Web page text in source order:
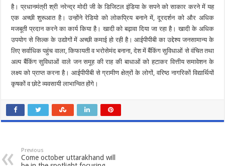
है। प्रधानमंत्री श्री नरेन्द्र मोदी जी के डिजिटल इंडिया के सपने को साकार करने में यह
एक अच्छी शुरूआत है। उन्होंने रेडियो को लोकप्रिय बनाने में, दूरदर्शन को और अधिक
मजबूती प्रदान करने का कार्य किया है। खादी को बढ़ावा दिया जा रहा है। खादी के अधिक
उपयोग से सिल्क के उद्योगों में अच्छी कमाई हो रही है। आईपीपीबी का उद्देश्य जनसामान्य के
लिए सर्वाधिक पहुंच वाला, किफायती व भरोसेमंद बनाना, देश में बैंकिंग सुविधाओं से वंचित तथा
अल्प बैंकिंग सुविधाओं वाले जन समूह की राह की बाधाओं को हटाकर वित्तीय समावेशन के
लक्ष्य को प्राप्त करना है। आईपीपीबी से ग्रामीण क्षेत्रों के लोगों, वरिष्ठ नागरिकों विद्यार्थियों
कृषकों व छोटे व्यवसायी लाभान्वित होंगे।
Previous
Come october uttarakhand will